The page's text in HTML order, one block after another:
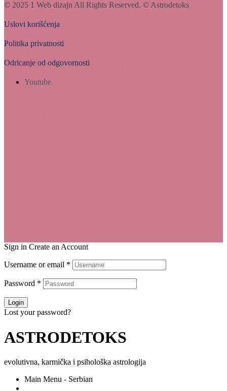
© 2025 1 Web dizajnAll Rights Reserved. © Astrodetoks
Uslovi korišćenja
Politika privatnosti
Odricanje od odgovornosti
Youtube
Sign in Create an Account
Username or email *
Password *
Login
Lost your password?
ASTRODETOKS
evolutivna, karmička i psihološka astrologija
Main Menu - Serbian